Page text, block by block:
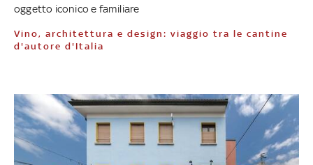
oggetto iconico e familiare
Vino, architettura e design: viaggio tra le cantine
d'autore d'Italia